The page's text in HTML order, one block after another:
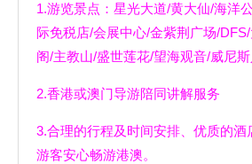
1.游览景点：星光大道/黄大仙/海洋
际免税店/会展中心/金紫荆广场/
阁/主教山/盛世莲花/望海观音/威尼
2.香港或澳门导游陪同讲解服务
3.合理的行程及时间安排、优质的酒
游客安心畅游港澳。